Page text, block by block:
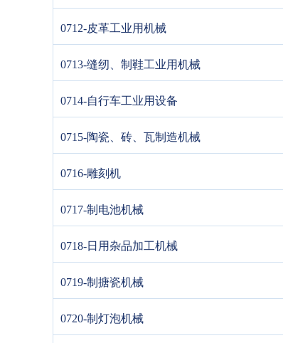
0712-皮革工业用机械
0713-缝纫、制鞋工业用机械
0714-自行车工业用设备
0715-陶瓷、砖、瓦制造机械
0716-雕刻机
0717-制电池机械
0718-日用杂品加工机械
0719-制搪瓷机械
0720-制灯泡机械